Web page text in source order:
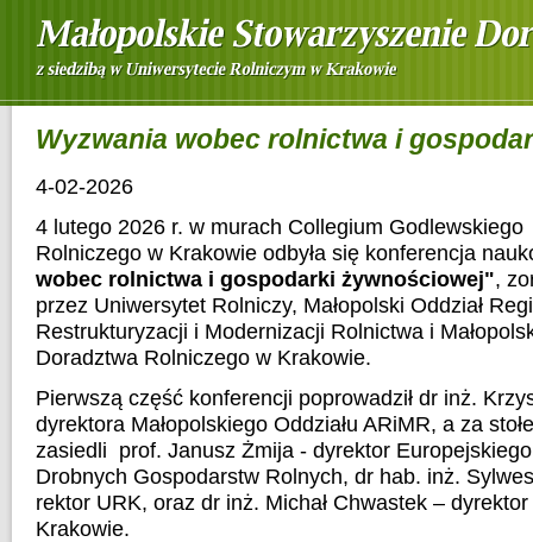
Wyzwania wobec rolnictwa i
4-02-2026
4 lutego 2026 r. w murach Collegium
Rolniczego w Krakowie odbyła się konferencja
wobec rolnictwa i gospodarki żywnościowej",
przez Uniwersytet Rolniczy, Małopolski Oddział
Restrukturyzacji i Modernizacji Rolnictwa i
Doradztwa Rolniczego w Krakowie.
Pierwszą część konferencji poprowadził dr inż.
dyrektora Małopolskiego Oddziału ARiMR, a za
zasiedli prof. Janusz Żmija - dyrektor
Drobnych Gospodarstw Rolnych, dr hab. inż.
rektor URK, oraz dr inż. Michał Chwastek –
Krakowie.